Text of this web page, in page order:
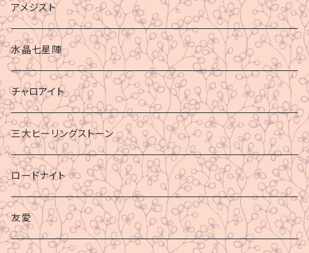
アメジスト
水晶七星陣
チャロアイト
三大ヒーリングストーン
ロードナイト
友愛